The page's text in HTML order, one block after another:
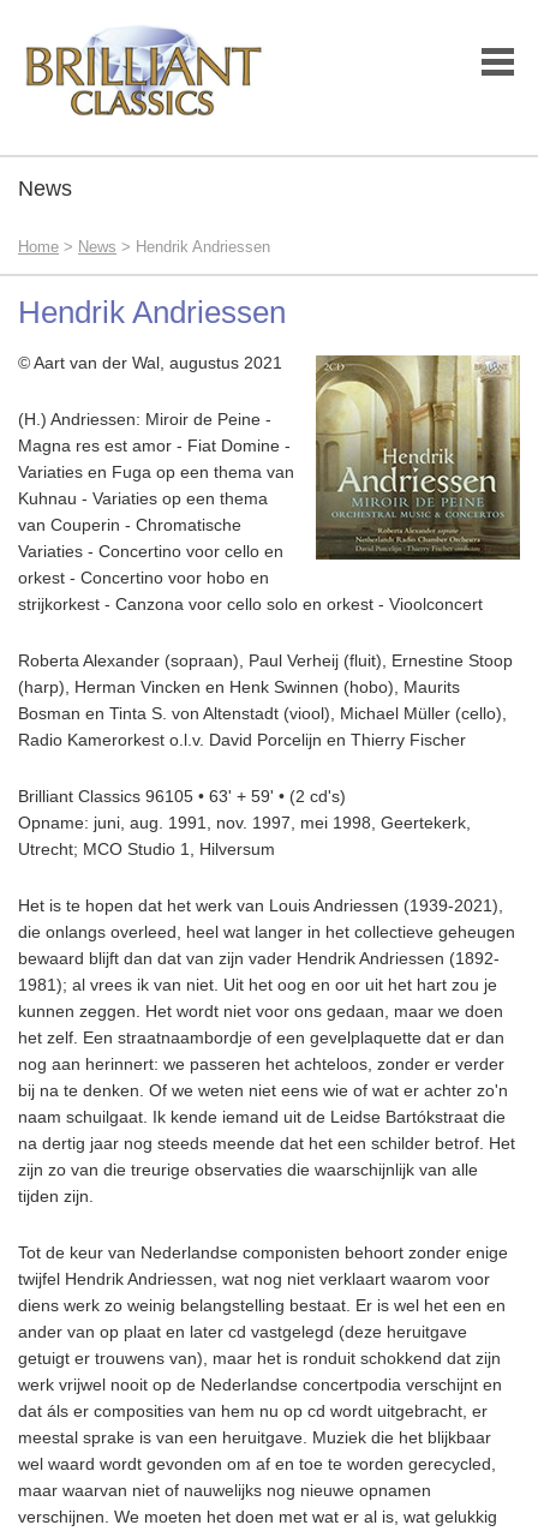
News
Home > News > Hendrik Andriessen
Hendrik Andriessen
© Aart van der Wal, augustus 2021
(H.) Andriessen: Miroir de Peine -
Magna res est amor - Fiat Domine -
Variaties en Fuga op een thema van
Kuhnau - Variaties op een thema
van Couperin - Chromatische
Variaties - Concertino voor cello en
orkest - Concertino voor hobo en
strijkorkest - Canzona voor cello solo en orkest - Vioolconcert
Roberta Alexander (sopraan), Paul Verheij (fluit), Ernestine Stoop
(harp), Herman Vincken en Henk Swinnen (hobo), Maurits
Bosman en Tinta S. von Altenstadt (viool), Michael Müller (cello),
Radio Kamerorkest o.l.v. David Porcelijn en Thierry Fischer
Brilliant Classics 96105 • 63' + 59' • (2 cd's)
Opname: juni, aug. 1991, nov. 1997, mei 1998, Geertekerk,
Utrecht; MCO Studio 1, Hilversum
Het is te hopen dat het werk van Louis Andriessen (1939-2021),
die onlangs overleed, heel wat langer in het collectieve geheugen
bewaard blijft dan dat van zijn vader Hendrik Andriessen (1892-
1981); al vrees ik van niet. Uit het oog en oor uit het hart zou je
kunnen zeggen. Het wordt niet voor ons gedaan, maar we doen
het zelf. Een straatnaambordje of een gevelplaquette dat er dan
nog aan herinnert: we passeren het achteloos, zonder er verder
bij na te denken. Of we weten niet eens wie of wat er achter zo'n
naam schuilgaat. Ik kende iemand uit de Leidse Bartókstraat die
na dertig jaar nog steeds meende dat het een schilder betrof. Het
zijn zo van die treurige observaties die waarschijnlijk van alle
tijden zijn.
Tot de keur van Nederlandse componisten behoort zonder enige
twijfel Hendrik Andriessen, wat nog niet verklaart waarom voor
diens werk zo weinig belangstelling bestaat. Er is wel het een en
ander van op plaat en later cd vastgelegd (deze heruitgave
getuigt er trouwens van), maar het is ronduit schokkend dat zijn
werk vrijwel nooit op de Nederlandse concertpodia verschijnt en
dat áls er composities van hem nu op cd wordt uitgebracht, er
meestal sprake is van een heruitgave. Muziek die het blijkbaar
wel waard wordt gevonden om af en toe te worden gerecycled,
maar waarvan niet of nauwelijks nog nieuwe opnamen
verschijnen. We moeten het doen met wat er al is, wat gelukkig